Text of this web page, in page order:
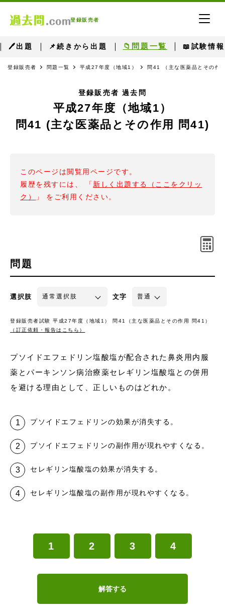
登録販売者
🖊出題 📌続きから出題 📁問題一覧 📖試験情報
登録販売者 問題一覧 平成27年度（地域1） 問41 （主な医薬品とその作
登録販売者 過去問
平成27年度（地域1）
問41 (主な医薬品とその作用 問41)
このページは閲覧用ページです。
履歴を残すには、 「 新しく出題する（ここをクリッ
ク）
」 をご利用ください。
問題
選択肢 文字
登録販売者試験 平成27年度（地域1） 問41（主な医薬品とその作用 問41）
（訂正依頼・報告はこちら）
プソイドエフェドリン塩酸塩が配合された鼻炎用内服
薬とパーキンソン病治療薬セレギリン塩酸塩との併用
を避ける理由として、正しいものはどれか。
プソイドエフェドリンの効果が消失する。
プソイドエフェドリンの副作用が現れやすくなる。
セレギリン塩酸塩の効果が消失する。
セレギリン塩酸塩の副作用が現れやすくなる。
1 2 3 4
解答する